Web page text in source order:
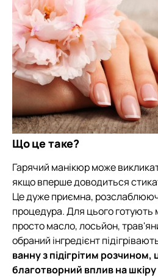
Що це таке?
Гарячий манікюр може
якщо вперше доводиться
Це дуже приємна,
процедура. Для цього готують
просто масло, лосьйон,
обраний інгредієнт
ванну з підігрітим розчином,
благотворний вплив на шкіру